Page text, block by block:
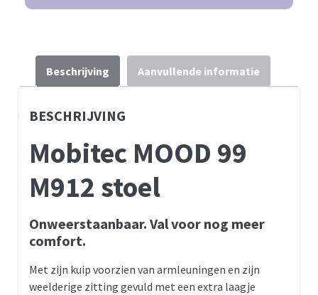
Beschrijving Aanvullende informatie
BESCHRIJVING
Mobitec MOOD 99
M912 stoel
Onweerstaanbaar. Val voor nog meer
comfort.
Met zijn kuip voorzien van armleuningen en zijn
weelderige zitting gevuld met een extra laagje